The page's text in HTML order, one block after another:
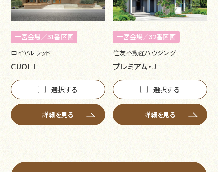
一宮会場／31番区画
ロイヤルウッド
CUOLL
選択する
詳細を見る
一宮会場／32番区画
住友不動産ハウジング
プレミアム・J
選択する
詳細を見る